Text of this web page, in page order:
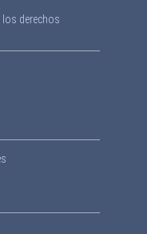
derechos